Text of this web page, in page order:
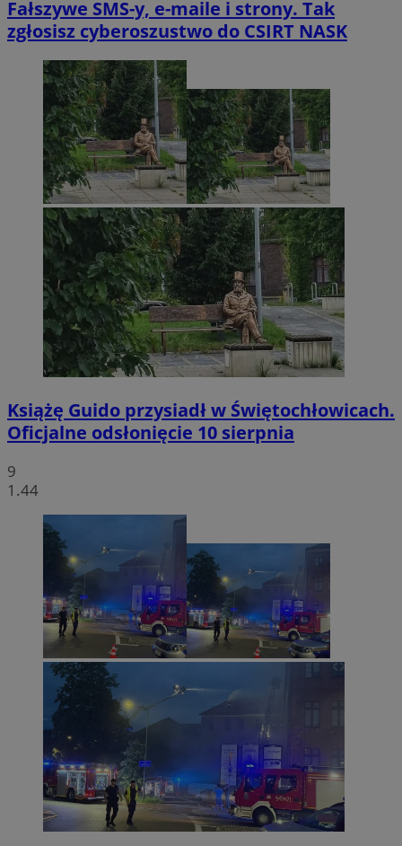
Fałszywe SMS-y, e-maile i strony. Tak
zgłosisz cyberoszustwo do CSIRT NASK
Książę Guido przysiadł w Świętochłowicach.
Oficjalne odsłonięcie 10 sierpnia
9
1.44